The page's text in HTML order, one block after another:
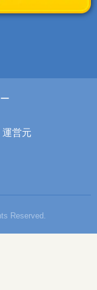
運営元
Reserved.